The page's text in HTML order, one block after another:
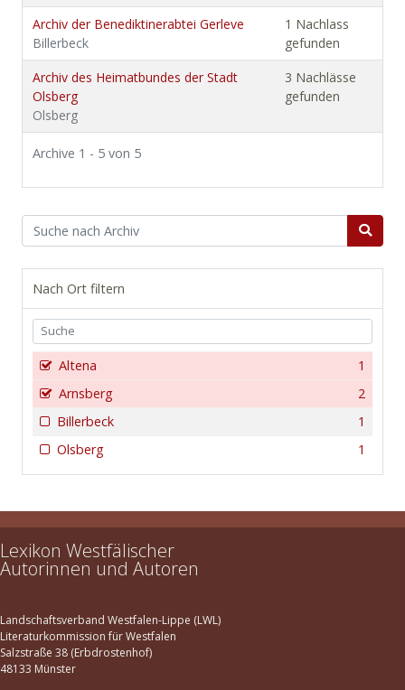
Archiv der Benediktinerabtei Gerleve
Billerbeck
1 Nachlass
gefunden
Archiv des Heimatbundes der Stadt
Olsberg
Olsberg
3 Nachlässe
gefunden
Archive 1 - 5 von 5
Nach Ort filtern
1
Altena
2
Arnsberg
1
Billerbeck
1
Olsberg
Lexikon Westfälischer
Autorinnen und Autoren
Landschaftsverband Westfalen-Lippe (LWL)
Literaturkommission für Westfalen
Salzstraße 38 (Erbdrostenhof)
48133 Münster